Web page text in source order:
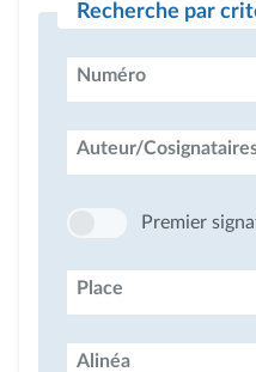
Recherche par
Numéro
Auteur/
Premier
Place
Alinéa